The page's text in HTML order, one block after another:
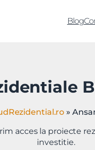
Blog
»
acces la proiecte
investitie.